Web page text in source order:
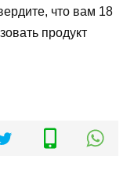
что вам 18
продукт